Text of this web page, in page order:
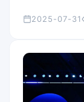
2025-07-31